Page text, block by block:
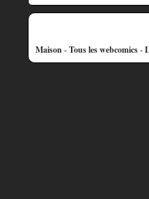
Maison-Tous les webcomics-